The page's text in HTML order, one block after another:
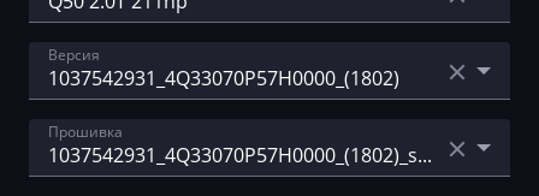
Agrifac
Albach
Alfa Romeo
Arbos
Bosch MED17.7.2
Delphi CRD3
Hitachi SH70xx
Hitachi SH7253xx
Q50 2.0T 211hp
QX30 2.0T
Версия
1037542931_4Q33070P57H0000_(1802)
1037545444_4Q33070P57H0001_(1605)
Прошивка